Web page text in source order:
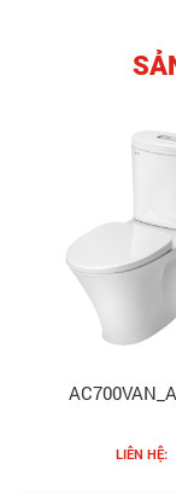
LIÊN HỆ: